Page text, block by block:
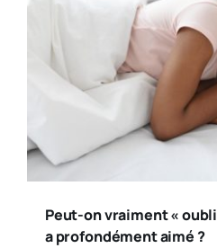
Peut-on vraiment «
a profondément aimé ?